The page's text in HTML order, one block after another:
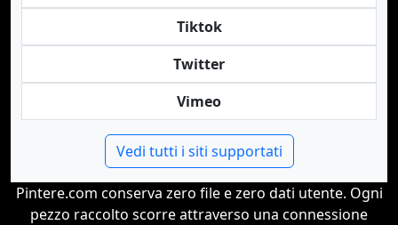
Tiktok
Twitter
Vimeo
Vedi tutti i siti supportati
Pintere.com conserva zero file e zero dati utente. Ogni
pezzo raccolto scorre attraverso una connessione